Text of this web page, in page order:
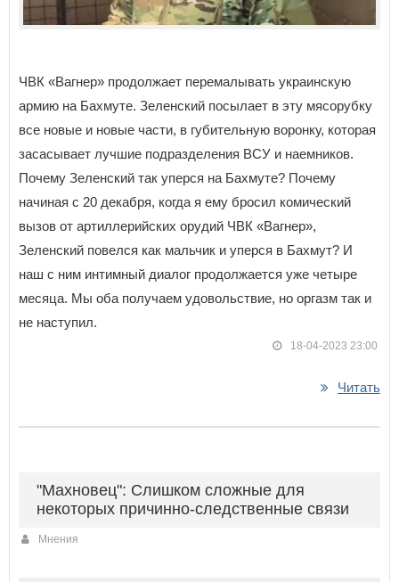
ЧВК «Вагнер» продолжает перемалывать украинскую
армию на Бахмуте. Зеленский посылает в эту мясорубку
все новые и новые части, в губительную воронку, которая
засасывает лучшие подразделения ВСУ и наемников.
Почему Зеленский так уперся на Бахмуте? Почему
начиная с 20 декабря, когда я ему бросил комический
вызов от артиллерийских орудий ЧВК «Вагнер»,
Зеленский повелся как мальчик и уперся в Бахмут? И
наш с ним интимный диалог продолжается уже четыре
месяца. Мы оба получаем удовольствие, но оргазм так и
не наступил.
18-04-2023 23:00
Читать
"Махновец": Слишком сложные для
некоторых причинно-следственные связи
Мнения